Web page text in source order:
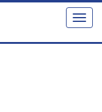
Toggle